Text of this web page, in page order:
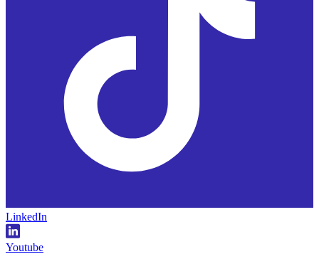
LinkedIn
Youtube